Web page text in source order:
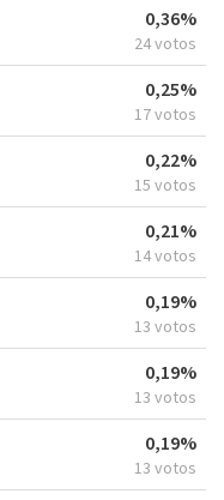
0,36%
24 votos
0,25%
17 votos
0,22%
15 votos
0,21%
14 votos
0,19%
13 votos
0,19%
13 votos
0,19%
13 votos